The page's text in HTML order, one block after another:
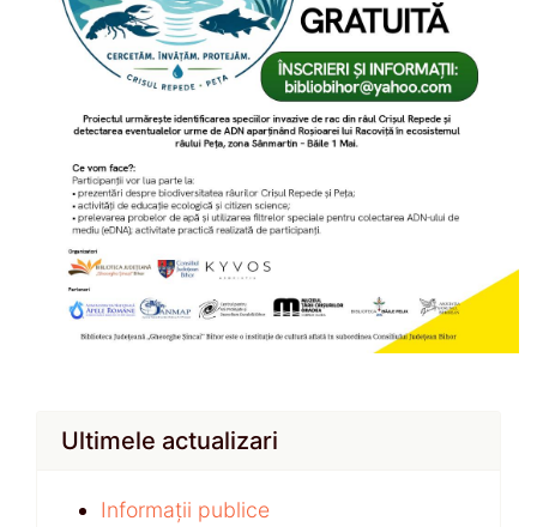
Ultimele actualizari
Informații publice